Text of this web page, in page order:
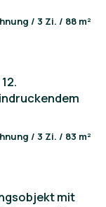
/ 3 Zi. / 88 m²
/ 3 Zi. / 83 m²
mit